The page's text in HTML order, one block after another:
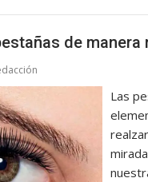
de manera
Las